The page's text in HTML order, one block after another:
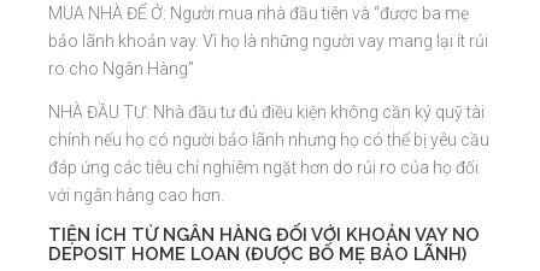
MUA NHÀ ĐỂ Ở: Người mua nhà đầu tiên và “được ba mẹ
bảo lãnh khoản vay. Vì họ là những người vay mang lại ít rủi
ro cho Ngân Hàng”
NHÀ ĐẦU TƯ: Nhà đầu tư đủ điều kiện không cần ký quỹ tài
chính nếu họ có người bảo lãnh nhưng họ có thể bị yêu cầu
đáp ứng các tiêu chí nghiêm ngặt hơn do rủi ro của họ đối
với ngân hàng cao hơn.
TIỆN ÍCH TỪ NGÂN HÀNG ĐỐI VỚI KHOẢN VAY NO
DEPOSIT HOME LOAN (ĐƯỢC BỐ MẸ BẢO LÃNH)